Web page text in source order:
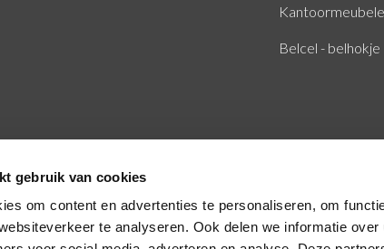
gebruik van cookies
om content en advertenties te personaliseren, om
te analyseren. Ook delen we informatie
Belcel - belhokje